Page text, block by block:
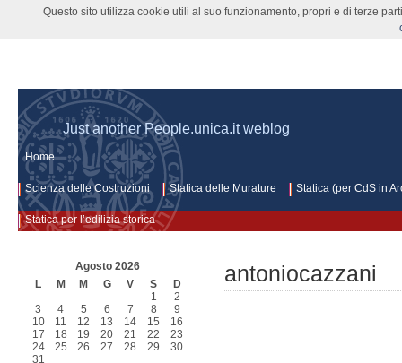
Just another People.unica.it weblog
Home
Scienza delle Costruzioni Statica delle Murature Statica (per CdS in
Statica per l’edilizia storica
antoniocazzani
Agosto 2026
L
M M G V S
D
1
2
3
4 5 6 7 8
9
10
11 12 13 14 15
16
17
18 19 20 21 22
23
24
25 26 27 28 29
30
31
Questo sito utilizza cookie utili al suo funzionamento, propri e di terze